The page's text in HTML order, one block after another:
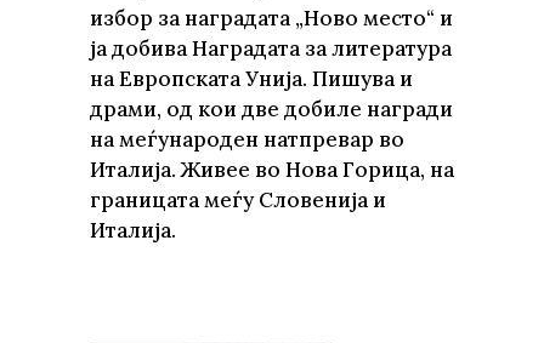
избор за наградата „Ново место“ и
ја добива Наградата за литература
на Европската Унија. Пишува и
драми, од кои две добиле награди
на меѓународен натпревар во
Италија. Живее во Нова Горица, на
границата меѓу Словенија и
Италија.